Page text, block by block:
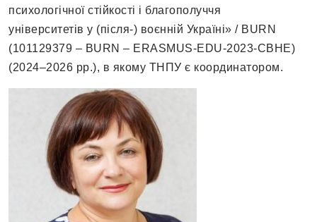
психологічної стійкості і благополуччя
університетів у (після-) воєнній Україні» / BURN
(101129379 – BURN – ERASMUS-EDU-2023-CBHE)
(2024–2026 рр.), в якому ТНПУ є координатором.